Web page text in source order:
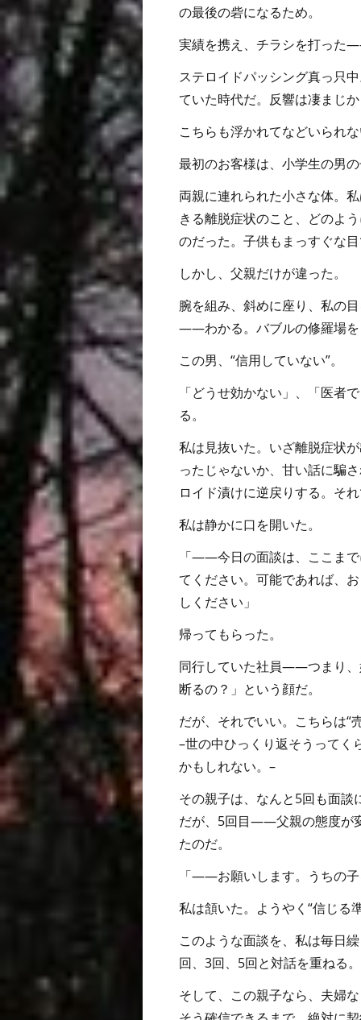
の最後の砦になるため。
実績を携え、チラシを打った
ステロイドパッシング真っ只
ていた時代だ。反響は凄まじ
こちらも浮かれてなどいられ
最初のお客様は、小学生の男
両親に連れられた小さな体。
きる離脱症状のこと、どのよ
のだった。子供もまっすぐな
しかし、父親だけが違った。
腕を組み、斜めに座り、私の
――わかる。バブルの修羅場を
この男、“信用していない”。
「どうせ効かない」、「医者
る。
私は見抜いた。いざ離脱症状
ったじゃないか、甘い話に騙
ロイド漬けに逆戻りする。そ
私は静かに口を開いた。
「――今日の面談は、ここま
てください。可能であれば、
しください」
帰ってもらった。
同行していた社員――つまり、
断るの？」という顔だ。
だが、それでいい。こちらは“
–世の中ひっくり返そうってく
かもしれない。–
その親子は、なんと5回も面
だが、5回目――父親の態度が
たのだ。
「――お願いします。うちの
私は頷いた。ようやく“信じる
このような面談を、私は毎日
回、3回、5回と対話を重ねる
そして、この親子なら、夫婦